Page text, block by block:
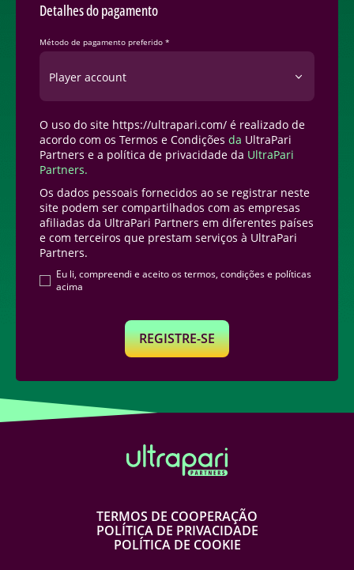
Detalhes do pagamento
Método de pagamento preferido *
Player account
O uso do site https://ultrapari.com/ é realizado de
acordo com os Termos e Condições da UltraPari
Partners e a política de privacidade da UltraPari
Partners.
Os dados pessoais fornecidos ao se registrar neste
site podem ser compartilhados com as empresas
afiliadas da UltraPari Partners em diferentes países
e com terceiros que prestam serviços à UltraPari
Partners.
Eu li, compreendi e aceito os termos, condições e políticas
acima
REGISTRE-SE
TERMOS DE COOPERAÇÃO
POLÍTICA DE PRIVACIDADE
POLÍTICA DE COOKIE